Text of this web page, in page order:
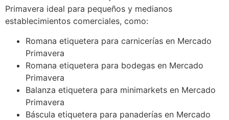
Primavera ideal para pequeños y medianos
establecimientos comerciales, como:
Romana etiquetera para carnicerías en Mercado
Primavera
Romana etiquetera para bodegas en Mercado
Primavera
Balanza etiquetera para minimarkets en Mercado
Primavera
Báscula etiquetera para panaderías en Mercado